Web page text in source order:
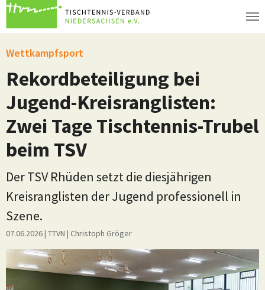
Zum Hauptinhalt springen
Wettkampfsport
Rekordbeteiligung bei
Jugend-Kreisranglisten:
Zwei Tage Tischtennis-Trubel
beim TSV
Der TSV Rhüden setzt die diesjährigen
Kreisranglisten der Jugend professionell in
Szene.
07.06.2026| TTVN | Christoph Gröger